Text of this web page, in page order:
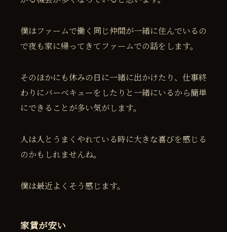
僕はファームで働く同じ仲間が一緒に住んでいるの
で夜も家に帰ってきてファームでの話をします。
そのほかにも休みの日に一緒に出かけたり、仕事終
わりにバーベキューをしたりと一緒にいるから簡単
にできることが多い気がします。
人は人とうまくやれている時に大きな喜びを感じる
のかもしれませんね。
僕は最近よくそう感じます。
家賃が安い